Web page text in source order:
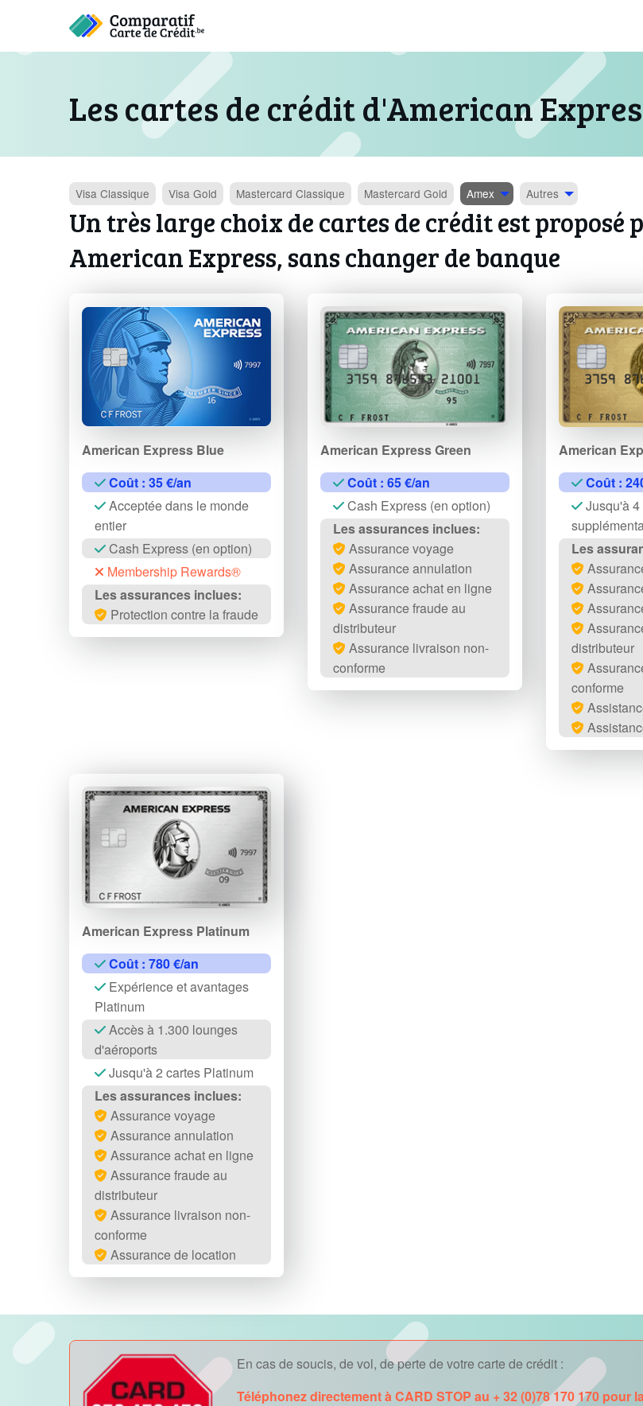
Les cartes de crédit d'American
Visa Classique Visa Gold Mastercard Classique Mastercard Gold Amex Autres
Un très large choix de cartes de crédit est proposé
American Express, sans changer de banque
American Express Blue
Coût : 35 €/an
Acceptée dans le monde
entier
Cash Express (en option)
Membership Rewards®
Les assurances inclues:
Protection contre la fraude
American Express Green
Coût : 65 €/an
Cash Express (en option)
Les assurances inclues:
Assurance voyage
Assurance annulation
Assurance achat en ligne
Assurance fraude au
distributeur
Assurance livraison non-
conforme
American
Coût :
Jusqu'à 4
Les
distributeur
conforme
American Express Platinum
Coût : 780 €/an
Expérience et avantages
Platinum
Accès à 1.300 lounges
d'aéroports
Jusqu'à 2 cartes Platinum
Les assurances inclues:
Assurance voyage
Assurance annulation
Assurance achat en ligne
Assurance fraude au
distributeur
Assurance livraison non-
conforme
Assurance de location
En cas de soucis, de vol, de perte de votre carte de crédit :
Téléphonez directement à CARD STOP au + 32 (0)78 170 170 pour